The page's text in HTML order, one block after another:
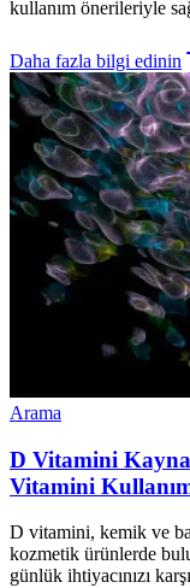
kullanım önerileriyle
Daha fazla bilgi edinin
Arama
D Vitamini
Vitamini
D vitamini, kemik ve
kozmetik ürünlerde
günlük ihtiyacınızı